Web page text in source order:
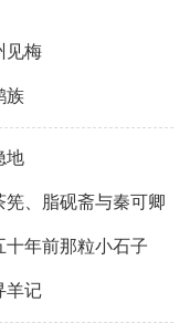
见梅
族
地
筅、脂砚斋与秦可卿
十年前那粒小石子
羊记